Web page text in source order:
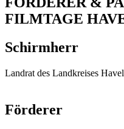
FILMTAGE
Schirmherr
Landrat des Landkreises
Förderer